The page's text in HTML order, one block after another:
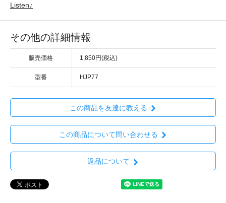
Listen♪
その他の詳細情報
販売価格 1,850円(税込)
型番 HJP77
この商品を友達に教える
この商品について問い合わせる
返品について